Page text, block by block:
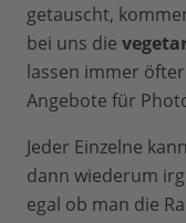
getauscht,
bei uns die
lassen immer
Angebote für
Jeder Einzelne
dann wiederum
egal ob man die